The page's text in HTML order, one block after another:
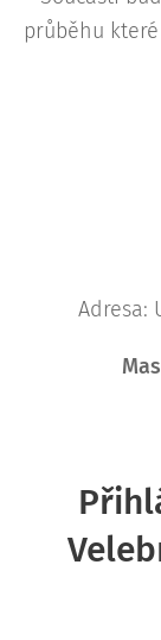
průběhu
Adresa: